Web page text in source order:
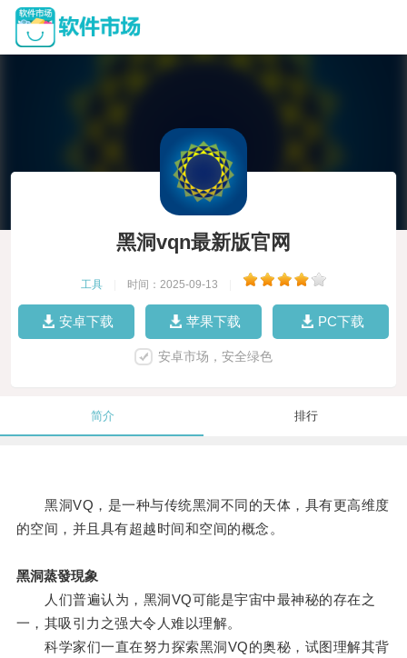
黑洞vqn最新版官网
工具 时间：2025-09-13
安卓下载 苹果下载 PC下载
安卓市场，安全绿色
简介 排行
黑洞VQ，是一种与传统黑洞不同的天体，具有更高维度
的空间，并且具有超越时间和空间的概念。
黑洞蒸發現象
人们普遍认为，黑洞VQ可能是宇宙中最神秘的存在之
一，其吸引力之强大令人难以理解。
科学家们一直在努力探索黑洞VQ的奥秘，试图理解其背